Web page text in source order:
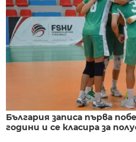
България записа първа
години и се класира за